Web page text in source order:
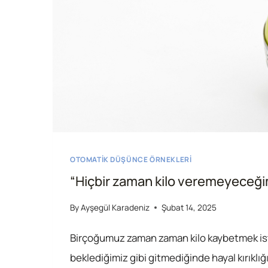
OTOMATIK DÜŞÜNCE ÖRNEKLERI
“Hiçbir zaman kilo
ByAyşegül Karadeniz Şubat 14, 2025
Birçoğumuz zaman zaman kilo kaybetmek
beklediğimiz gibi gitmediğinde hayal